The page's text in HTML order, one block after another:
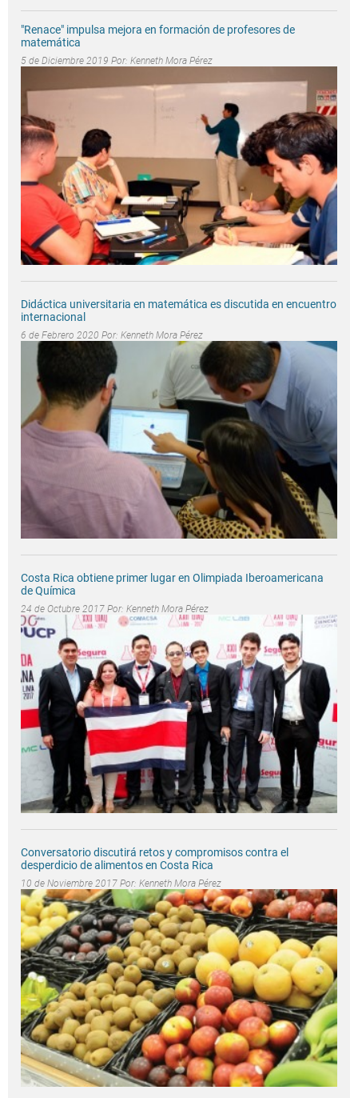
"Renace" impulsa mejora en formación de profesores de
matemática
5 de Diciembre 2019 Por: Kenneth Mora Pérez
Didáctica universitaria en matemática es discutida en encuentro
internacional
6 de Febrero 2020 Por: Kenneth Mora Pérez
Costa Rica obtiene primer lugar en Olimpiada Iberoamericana
de Química
24 de Octubre 2017 Por: Kenneth Mora Pérez
Conversatorio discutirá retos y compromisos contra el
desperdicio de alimentos en Costa Rica
10 de Noviembre 2017 Por: Kenneth Mora Pérez